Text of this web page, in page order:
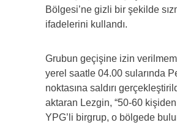
Bölgesi’ne gizli bir şekilde
ifadelerini kullandı.
Grubun geçişine izin
yerel saatle 04.00 sularında
noktasına saldırı
aktaran Lezgin, “50-60
YPG’li birgrup, o bölgede